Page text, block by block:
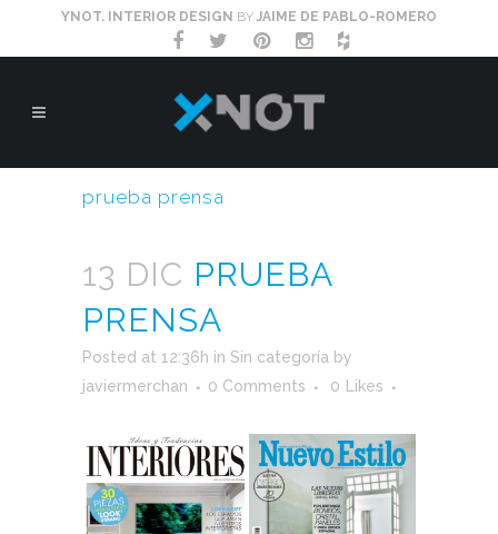
YNOT. INTERIOR DESIGN BY JAIME DE PABLO-ROMERO
prueba prensa
13 DIC PRUEBA
PRENSA
Posted at 12:36h in Sin categoría by
javiermerchan
0 Comments 0 Likes